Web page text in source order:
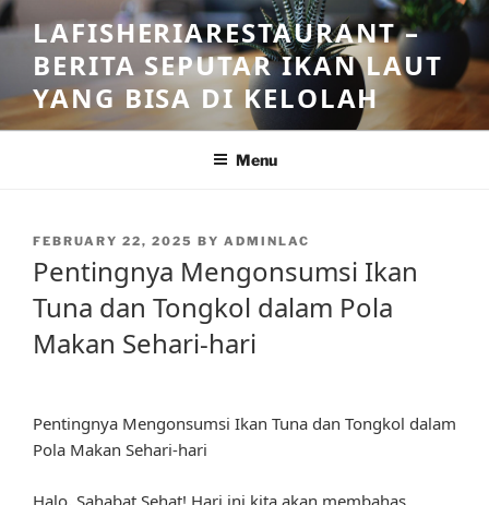
Skip
to
content
LAFISHERIARESTAURANT –
BERITA SEPUTAR IKAN LAUT
YANG BISA DI KELOLAH
Menu
POSTED
FEBRUARY 22, 2025 BY ADMINLAC
Pentingnya Mengonsumsi Ikan
Tuna dan Tongkol dalam Pola
Makan Sehari-hari
Pentingnya Mengonsumsi Ikan Tuna dan Tongkol dalam
Pola Makan Sehari-hari
Halo, Sahabat Sehat! Hari ini kita akan membahas